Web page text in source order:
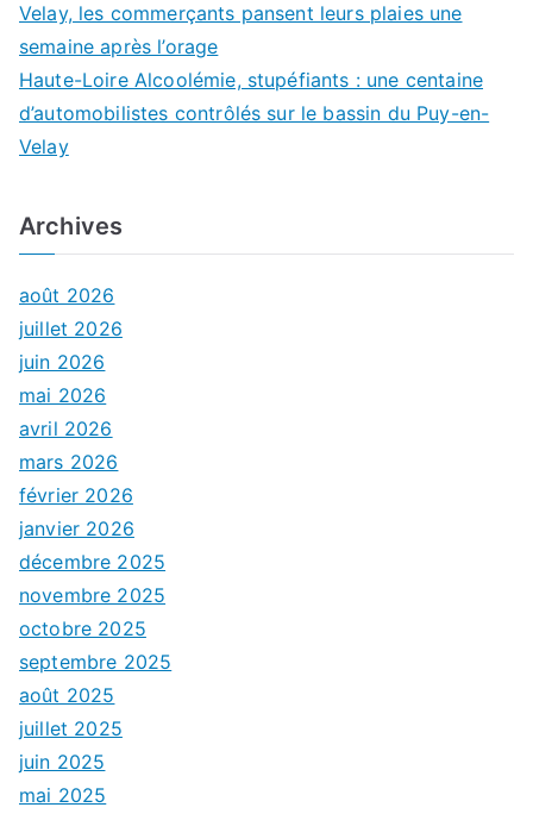
Velay, les commerçants pansent leurs plaies une
semaine après l’orage
Haute-Loire Alcoolémie, stupéfiants : une centaine
d’automobilistes contrôlés sur le bassin du Puy-en-
Velay
Archives
août 2026
juillet 2026
juin 2026
mai 2026
avril 2026
mars 2026
février 2026
janvier 2026
décembre 2025
novembre 2025
octobre 2025
septembre 2025
août 2025
juillet 2025
juin 2025
mai 2025